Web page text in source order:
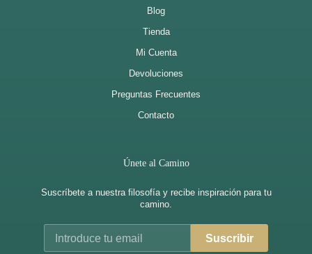
Blog
Tienda
Mi Cuenta
Devoluciones
Preguntas Frecuentes
Contacto
Únete al Camino
Suscríbete a nuestra filosofía y recibe inspiración para tu
camino.
Suscribir